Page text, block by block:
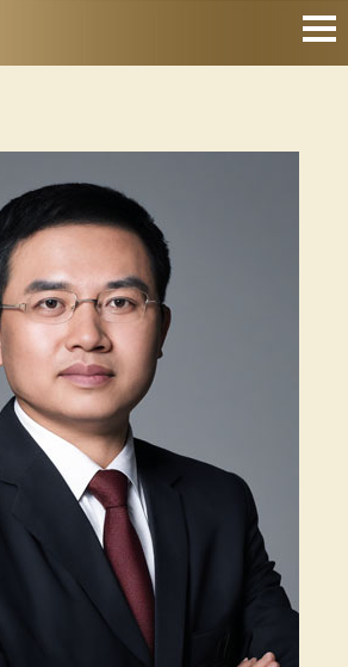
房产纠纷律师
合同纠纷律师
征地拆迁律师
交通事故律师
关于我们